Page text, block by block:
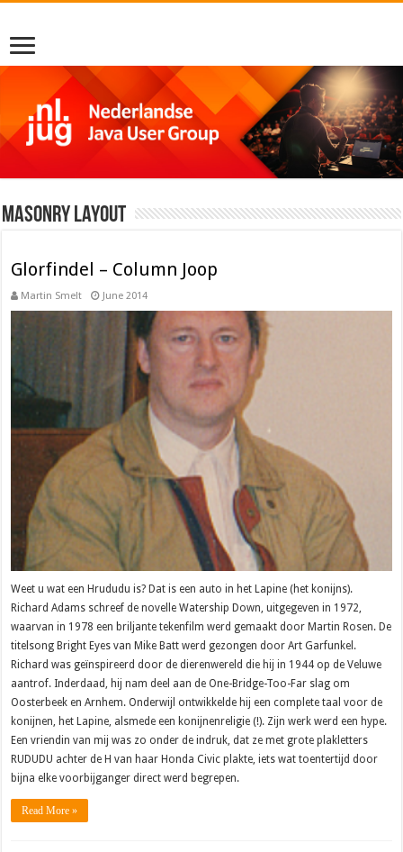
Masonry Layout
Glorfindel – Column Joop
Martin Smelt June 2014
Weet u wat een Hrududu is? Dat is een auto in het Lapine (het konijns).
Richard Adams schreef de novelle Watership Down, uitgegeven in 1972,
waarvan in 1978 een briljante tekenfilm werd gemaakt door Martin Rosen. De
titelsong Bright Eyes van Mike Batt werd gezongen door Art Garfunkel.
Richard was geïnspireerd door de dierenwereld die hij in 1944 op de Veluwe
aantrof. Inderdaad, hij nam deel aan de One-Bridge-Too-Far slag om
Oosterbeek en Arnhem. Onderwijl ontwikkelde hij een complete taal voor de
konijnen, het Lapine, alsmede een konijnenreligie (!). Zijn werk werd een hype.
Een vriendin van mij was zo onder de indruk, dat ze met grote plakletters
RUDUDU achter de H van haar Honda Civic plakte, iets wat toentertijd door
bijna elke voorbijganger direct werd begrepen.
Read More »